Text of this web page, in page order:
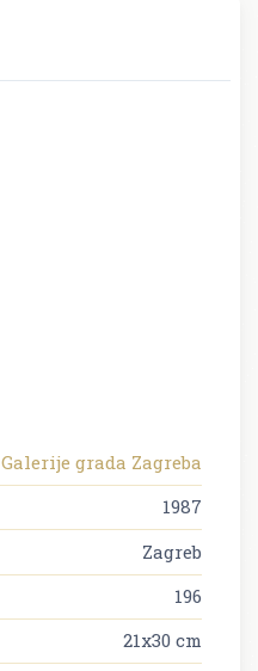
Galerije grada Zagreba
1987
Zagreb
196
21x30 cm